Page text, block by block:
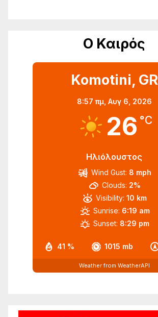
Ο Καιρός
Komotini, GR
8:57 πμ, Αυγ 6, 2026
26 °C
Ηλιόλουστος
41 % 1015 mb
Wind Gust: 8 mph
Clouds: 2%
Visibility: 10 km
Sunrise: 6:19 am
Sunset: 8:29 pm
Weather from WeatherAPI